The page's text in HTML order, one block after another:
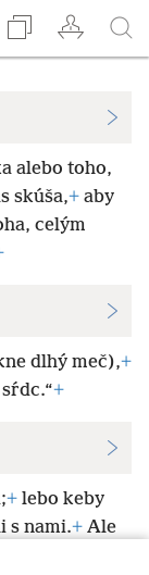
alebo toho,
skúša,+ aby
celým
dlhý meč),+
+
+ lebo keby
s nami.+ Ale